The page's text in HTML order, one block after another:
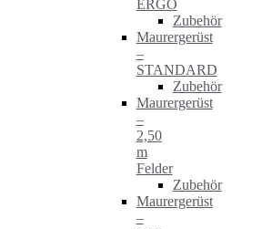
ERGO
Zubehör
Maurergerüst
–
STANDARD
Zubehör
Maurergerüst
–
2,50
m
Felder
Zubehör
Maurergerüst
–